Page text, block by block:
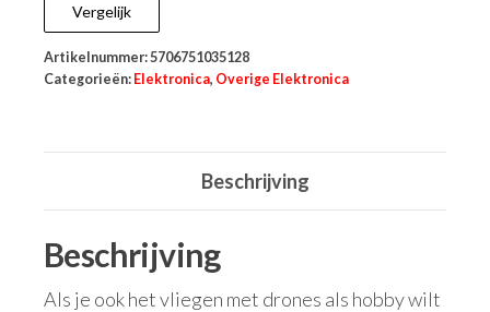
Vergelijk
Artikelnummer:5706751035128
Categorieën: Elektronica, Overige Elektronica
Beschrijving
Beschrijving
Als je ook het vliegen met drones als hobby wilt